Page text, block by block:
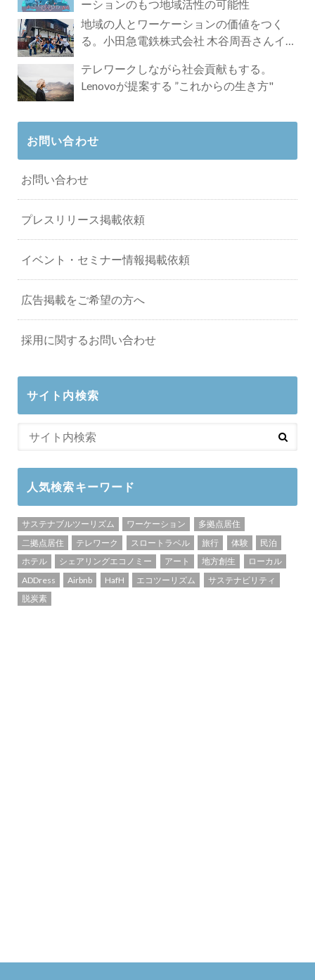
ーションのもつ地域活性の可能性
地域の人とワーケーションの価値をつく
る。小田急電鉄株式会社 木谷周吾さんイン
テレワークしながら社会貢献もする。
Lenovoが提案する ”これからの生き方"
お問い合わせ
お問い合わせ
プレスリリース掲載依頼
イベント・セミナー情報掲載依頼
広告掲載をご希望の方へ
採用に関するお問い合わせ
サイト内検索
人気検索キーワード
サステナブルツーリズム ワーケーション
多拠点居住
二拠点居住
テレワーク スロートラベル 旅行 体験
民泊
ホテル
シェアリングエコノミー アート 地方創生
ローカル
ADDress
Airbnb HafH エコツーリズム
サステナビリティ
脱炭素